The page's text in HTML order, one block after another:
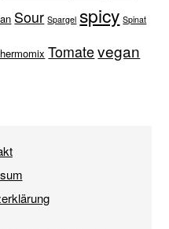
Sour Spargel spicy Spinat
Tomatevegan